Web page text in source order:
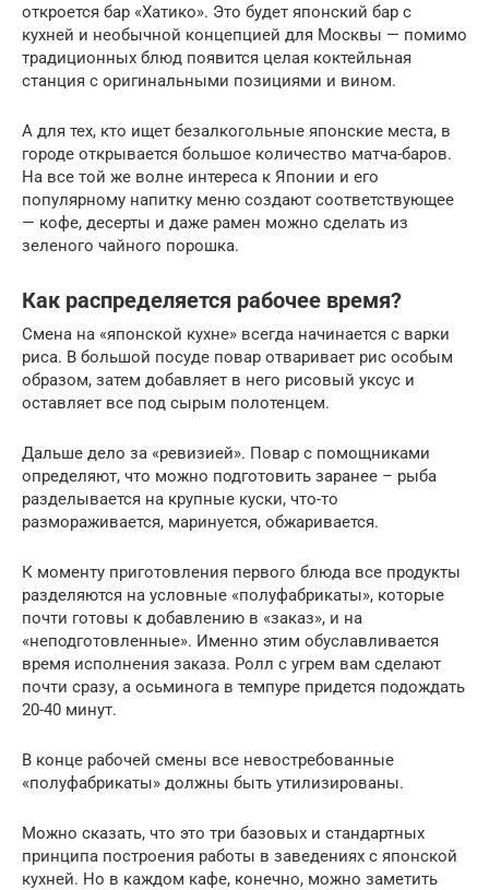
откроется бар «‎Хатико». Это будет японский бар с
кухней и необычной концепцией для Москвы — помимо
традиционных блюд появится целая коктейльная
станция с оригинальными позициями и вином.‎
А для тех, кто ищет безалкогольные японские места, в
городе открывается большое количество матча-баров.
На все той же волне интереса к Японии и его
популярному напитку меню создают соответствующее
— кофе, десерты и даже рамен можно сделать из
зеленого чайного порошка.
Как распределяется рабочее время?
Смена на «японской кухне» всегда начинается с варки
риса. В большой посуде повар отваривает рис особым
образом, затем добавляет в него рисовый уксус и
оставляет все под сырым полотенцем.
Дальше дело за «ревизией». Повар с помощниками
определяют, что можно подготовить заранее – рыба
разделывается на крупные куски, что-то
размораживается, маринуется, обжаривается.
К моменту приготовления первого блюда все продукты
разделяются на условные «полуфабрикаты», которые
почти готовы к добавлению в «заказ», и на
«неподготовленные». Именно этим обуславливается
время исполнения заказа. Ролл с угрем вам сделают
почти сразу, а осьминога в темпуре придется подождать
20-40 минут.
В конце рабочей смены все невостребованные
«полуфабрикаты» должны быть утилизированы.
Можно сказать, что это три базовых и стандартных
принципа построения работы в заведениях с японской
кухней. Но в каждом кафе, конечно, можно заметить